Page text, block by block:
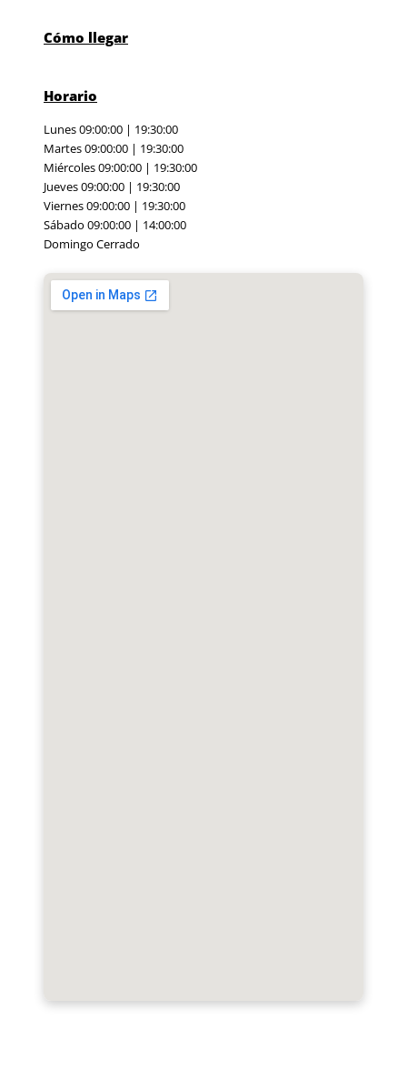
Cómo llegar
Horario
Lunes 09:00:00 | 19:30:00
Martes 09:00:00 | 19:30:00
Miércoles 09:00:00 | 19:30:00
Jueves 09:00:00 | 19:30:00
Viernes 09:00:00 | 19:30:00
Sábado 09:00:00 | 14:00:00
Domingo Cerrado